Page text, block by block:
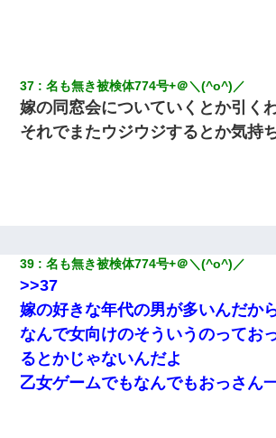
37 名も無き被検体774号+＠＼(^o^)／
嫁の同窓会についていくとか引く
それでまたウジウジするとか気持
39 名も無き被検体774号+＠＼(^o^)／
>>37
嫁の好きな年代の男が多いんだか
なんで女向けのそういうのってお
るとかじゃないんだよ
乙女ゲームでもなんでもおっさん